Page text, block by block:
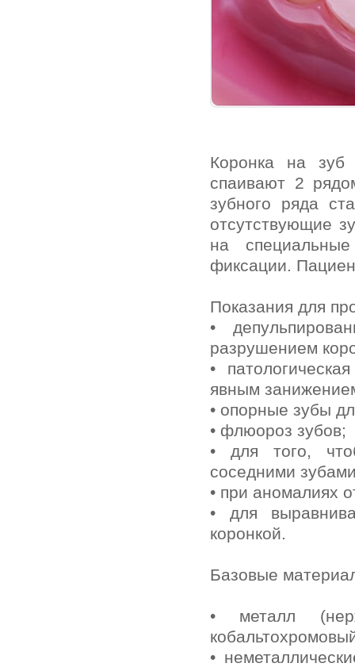
Коронка на зуб
спаивают 2
зубного ряда
отсутствующие
на
фиксации.
Показания для
•
разрушением
•
явным
• опорные зубы
• флюороз зубов;
• для того,
соседними
• при аномалиях
• для
коронкой.
Базовые
• металл
•